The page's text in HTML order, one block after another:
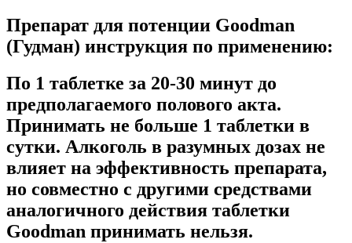
Препарат для потенции Goodman
(Гудман) инструкция по применению:
По 1 таблетке за 20-30 минут до
предполагаемого полового акта.
Принимать не больше 1 таблетки в
сутки. Алкоголь в разумных дозах не
влияет на эффективность препарата,
но совместно с другими средствами
аналогичного действия таблетки
Goodman принимать нельзя.